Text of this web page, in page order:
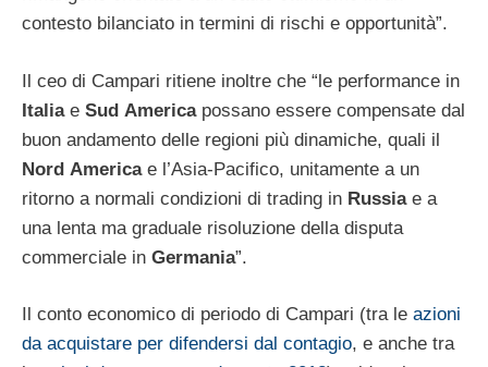
contesto bilanciato in termini di rischi e opportunità”.
Il ceo di Campari ritiene inoltre che “le performance in
Italiae Sud Americapossano essere compensate dal
buon andamento delle regioni più dinamiche, quali il
Nord Americae l’Asia-Pacifico, unitamente a un
ritorno a normali condizioni di trading in Russiae a
una lenta ma graduale risoluzione della disputa
commerciale in Germania”.
Il conto economico di periodo di Campari (tra le azioni
da acquistare per difendersi dal contagio, e anche tra